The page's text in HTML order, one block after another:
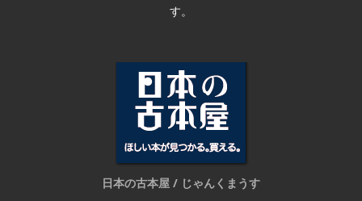
す。
日本の古本屋 / じゃんくまうす